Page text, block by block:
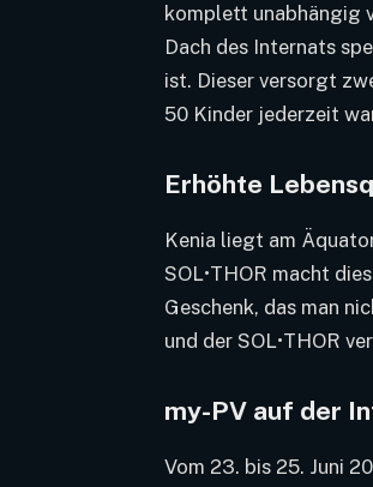
komplett unabhängig
Dach des Internats
ist. Dieser versorgt
50 Kinder jederzeit
Erhöhte
Kenia liegt am
SOL•THOR macht
Geschenk, das man
und der SOL•THOR
my-PV auf der
Vom 23. bis 25. Juni